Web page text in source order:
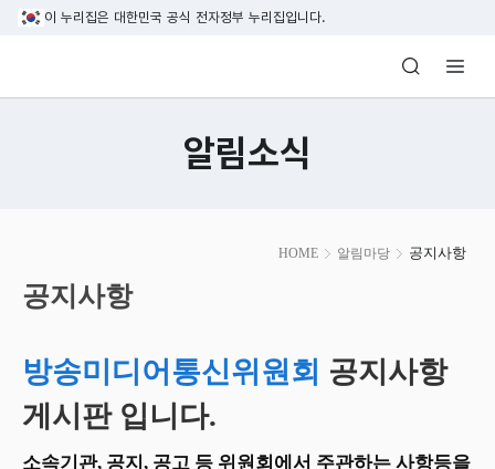
본문 바로가기
이 누리집은 대한민국 공식 전자정부 누리집입니다.
방송미디어통신위원회 Korea Media
알림소식
HOME 알림마당 공지사항
시
작
공지사항
방송미디어통신위원회 공지사항
게시판 입니다.
소속기관, 공지, 공고 등 위원회에서 주관하는 사항등을